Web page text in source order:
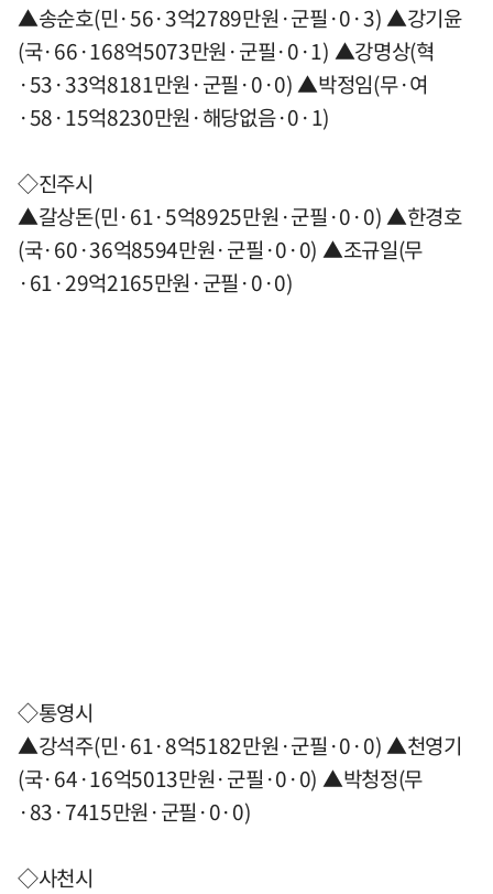
▲송순호(민·56·3억2789만원·군필·0·3) ▲강기윤
(국·66·168억5073만원·군필·0·1) ▲강명상(혁
·53·33억8181만원·군필·0·0) ▲박정임(무·여
·58·15억8230만원·해당없음·0·1)
◇진주시
▲갈상돈(민·61·5억8925만원·군필·0·0) ▲한경호
(국·60·36억8594만원·군필·0·0) ▲조규일(무
·61·29억2165만원·군필·0·0)
◇통영시
▲강석주(민·61·8억5182만원·군필·0·0) ▲천영기
(국·64·16억5013만원·군필·0·0) ▲박청정(무
·83·7415만원·군필·0·0)
◇사천시